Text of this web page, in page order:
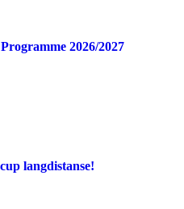
2026/2027
langdistanse!